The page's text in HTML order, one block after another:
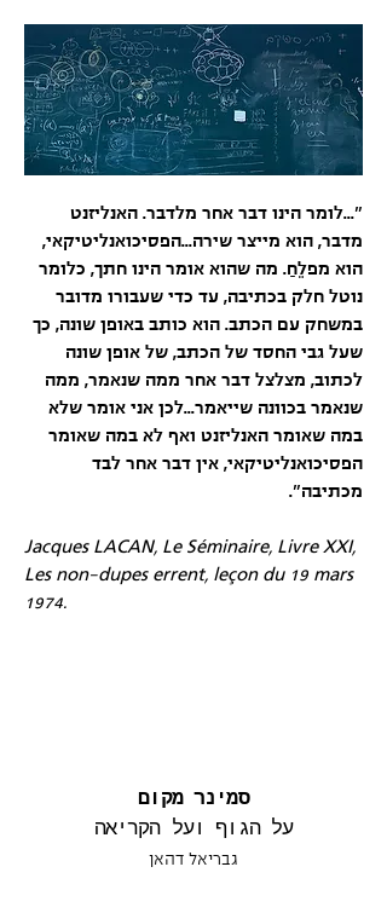
"...לומר הינו דבר אחר מלדבר. האנליזנט
מדבר, הוא מייצר שירה...הפסיכואנליטיקאי,
הוא מפלֵחַ. מה שהוא אומר הינו חתך, כלומר
נוטל חלק בכתיבה, עד כדי שעבורו מדובר
במשחק עם הכתב. הוא כותב באופן שונה, כך
שעל גבי החסד של הכתב, של אופן שונה
לכתוב, מצלצל דבר אחר ממה שנאמר, ממה
שנאמר בכוונה שייאמר...לכן אני אומר שלא
במה שאומר האנליזנט ואף לא במה שאומר
הפסיכואנליטיקאי, אין דבר אחר לבד
מכתיבה".
Jacques LACAN, Le Séminaire, Livre XXI,
Les non-dupes errent, leçon du 19 mars
1974.
סמינר מקום
על הגוף ועל הקריאה
גבריאל דהאן